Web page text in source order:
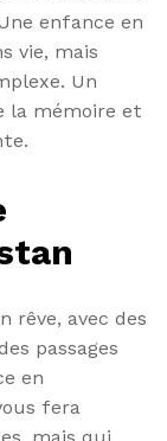
enfance en
vie, mais
Un
la mémoire et
rêve, avec des
passages
en
fera
mais qui